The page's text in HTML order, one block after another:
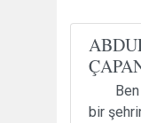
bir